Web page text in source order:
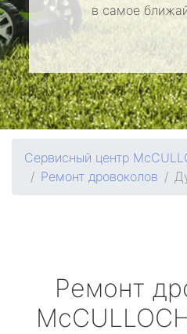
в самое
Сервисный центр
Ремонт дровоколов
Ремонт